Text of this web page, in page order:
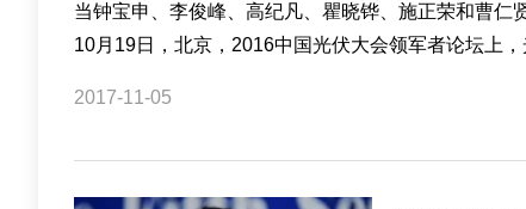
当钟宝申、李俊峰、高纪凡、瞿晓铧、施正荣和曹
10月19日，北京，2016中国光伏大会领军者论坛上
2017-11-05